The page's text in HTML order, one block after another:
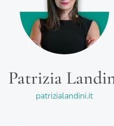
Patrizia
patrizialandini.it